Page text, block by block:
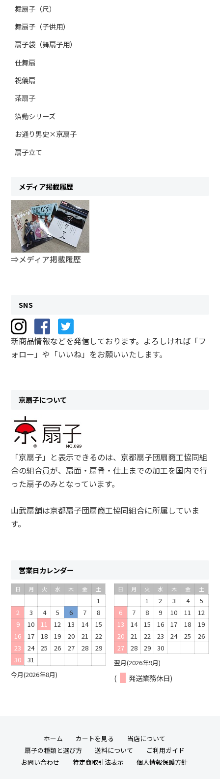
舞扇子（尺）
舞扇子（子供用）
扇子袋（舞扇子用）
仕舞扇
祝儀扇
茶扇子
箔動シリーズ
お通り男史×京扇子
扇子立て
メディア掲載履歴
⇒メディア掲載履歴
SNS
新商品情報などを発信しております。よろしければ「フ
ォロー」や「いいね」をお願いいたします。
京扇子について
「京扇子」と表示できるのは、京都扇子団扇商工協同組
合の組合員が、扇面・扇骨・仕上までの加工を国内で行
った扇子のみとなっています。
山武扇舗は京都扇子団扇商工協同組合に所属していま
す。
営業日カレンダー
今月(2026年8月)
日 月 火 水 木 金 土
1
2
3 4 5 6 7
8
9
10 11 12 13 14
15
16
17 18 19 20 21
22
23
24 25 26 27 28
29
30
31 翌月(2026年9月)
日 月 火 水 木 金 土
1 2 3 4
5
6
7 8 9 10 11
12
13
14 15 16 17 18
19
20
21 22 23 24 25
26
27
28 29 30
( 発送業務休日)
ホーム カートを見る
当店について
扇子の種類と選び方
送料について
ご利用ガイド
お問い合わせ
特定商取引法表示 個人情報保護方針